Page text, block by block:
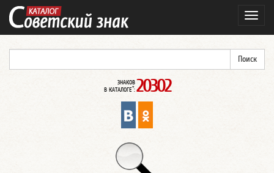
ЗНАКОВ
В КАТАЛОГЕ*: 20302